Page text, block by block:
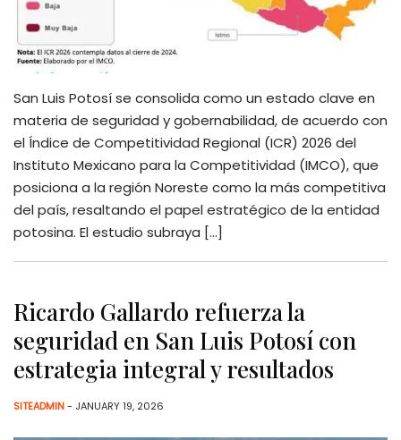
San Luis Potosí se consolida como un estado clave en
materia de seguridad y gobernabilidad, de acuerdo con
el Índice de Competitividad Regional (ICR) 2026 del
Instituto Mexicano para la Competitividad (IMCO), que
posiciona a la región Noreste como la más competitiva
del país, resaltando el papel estratégico de la entidad
potosina. El estudio subraya […]
Ricardo Gallardo refuerza la
seguridad en San Luis Potosí con
estrategia integral y resultados
SITEADMIN- JANUARY 19, 2026